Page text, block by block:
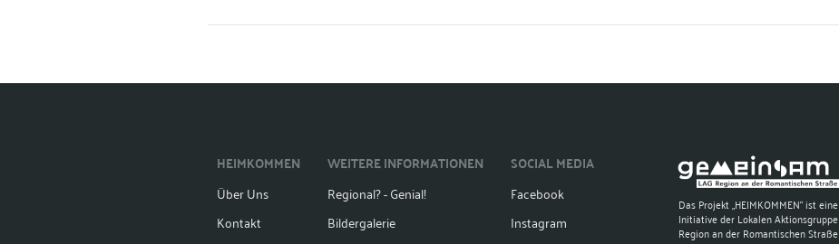
HEIMKOMMEN
Über Uns
Kontakt
WEITERE INFORMATIONEN
Regional? - Genial!
Bildergalerie
SOCIAL MEDIA
Facebook
Instagram
Das Projekt „HEIMKOMMEN“ ist eine
Initiative der Lokalen Aktionsgruppe
Region an der Romantischen Straße